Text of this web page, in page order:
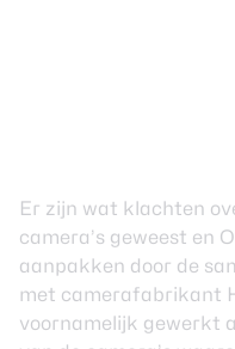
Er zijn wat klachten
camera’s geweest en
aanpakken door de
met camerafabrikant
voornamelijk gewerkt